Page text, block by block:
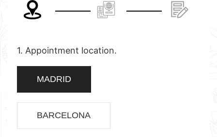
1. Appointment location.
MADRID
BARCELONA